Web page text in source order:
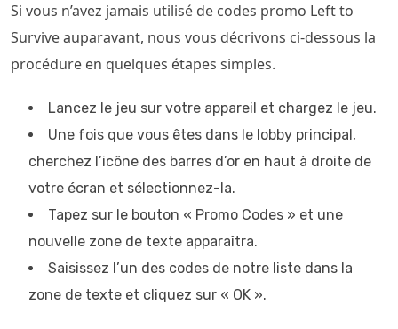
Si vous n’avez jamais utilisé de codes promo Left to
Survive auparavant, nous vous décrivons ci-dessous la
procédure en quelques étapes simples.
Lancez le jeu sur votre appareil et chargez le jeu.
Une fois que vous êtes dans le lobby principal,
cherchez l’icône des barres d’or en haut à droite de
votre écran et sélectionnez-la.
Tapez sur le bouton « Promo Codes » et une
nouvelle zone de texte apparaîtra.
Saisissez l’un des codes de notre liste dans la
zone de texte et cliquez sur « OK ».